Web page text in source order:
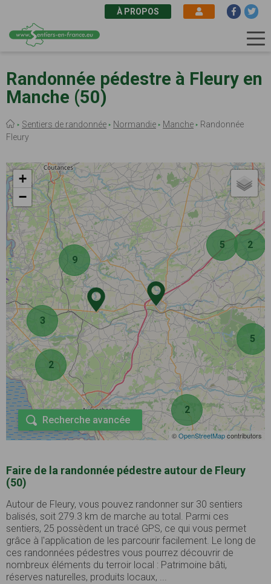
au
contenu
principal
À PROPOS
Randonnée pédestre à Fleury en
Manche (50)
Fil
d'Ariane
Sentiers de randonnée Normandie Manche
Randonnée
Fleury
2
2
3
9
2
5
5
+
−
©OpenStreetMapcontributors
Recherche avancée
Faire de la randonnée pédestre autour de Fleury
(50)
Autour de Fleury, vous pouvez randonner sur 30 sentiers
balisés, soit 279.3 km de marche au total. Parmi ces
sentiers, 25 possèdent un tracé GPS, ce qui vous permet
grâce à l'application de les parcourir facilement. Le long de
ces randonnées pédestres vous pourrez découvrir de
nombreux éléments du terroir local : Patrimoine bâti,
réserves naturelles, produits locaux, ...